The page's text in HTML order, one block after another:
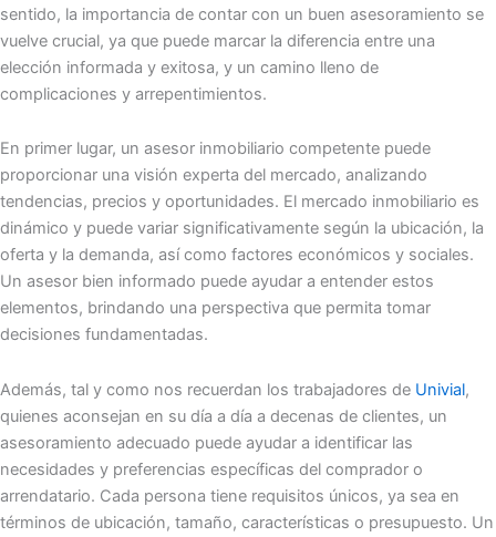
sentido, la importancia de contar con un buen asesoramiento se
vuelve crucial, ya que puede marcar la diferencia entre una
elección informada y exitosa, y un camino lleno de
complicaciones y arrepentimientos.
En primer lugar, un asesor inmobiliario competente puede
proporcionar una visión experta del mercado, analizando
tendencias, precios y oportunidades. El mercado inmobiliario es
dinámico y puede variar significativamente según la ubicación, la
oferta y la demanda, así como factores económicos y sociales.
Un asesor bien informado puede ayudar a entender estos
elementos, brindando una perspectiva que permita tomar
decisiones fundamentadas.
Además, tal y como nos recuerdan los trabajadores de Univial,
quienes aconsejan en su día a día a decenas de clientes, un
asesoramiento adecuado puede ayudar a identificar las
necesidades y preferencias específicas del comprador o
arrendatario. Cada persona tiene requisitos únicos, ya sea en
términos de ubicación, tamaño, características o presupuesto. Un